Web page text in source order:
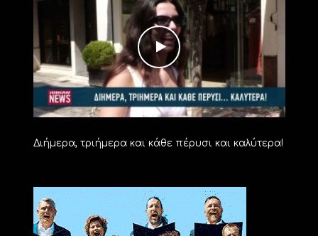
Διήμερα, τριήμερα και κάθε πέρυσι και καλύτερα!